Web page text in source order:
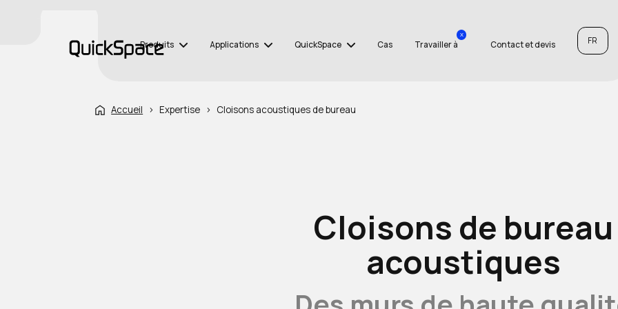
Produits Applications QuickSpace Cas Travailler à
x
Contact et devis FR
Accueil › Expertise › Cloisons acoustiques de bureau
Cloisons de bureau
acoustiques